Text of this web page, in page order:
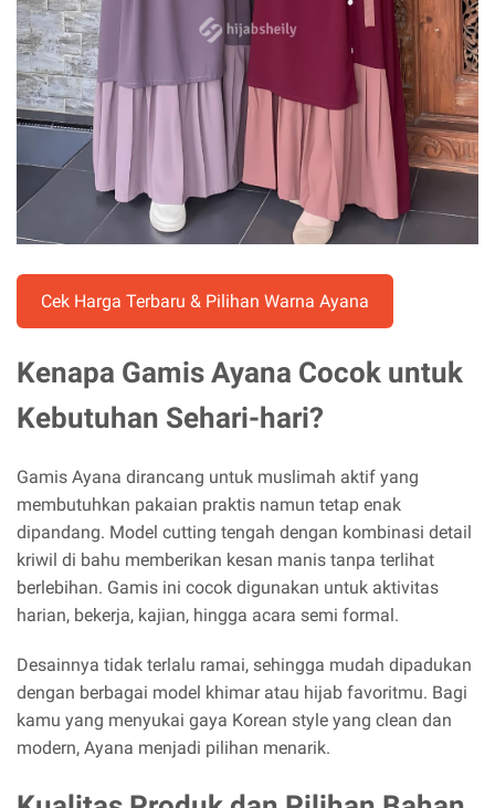
Cek Harga Terbaru & Pilihan Warna Ayana
Kenapa Gamis Ayana Cocok untuk
Kebutuhan Sehari-hari?
Gamis Ayana dirancang untuk muslimah aktif yang
membutuhkan pakaian praktis namun tetap enak
dipandang. Model cutting tengah dengan kombinasi detail
kriwil di bahu memberikan kesan manis tanpa terlihat
berlebihan. Gamis ini cocok digunakan untuk aktivitas
harian, bekerja, kajian, hingga acara semi formal.
Desainnya tidak terlalu ramai, sehingga mudah dipadukan
dengan berbagai model khimar atau hijab favoritmu. Bagi
kamu yang menyukai gaya Korean style yang clean dan
modern, Ayana menjadi pilihan menarik.